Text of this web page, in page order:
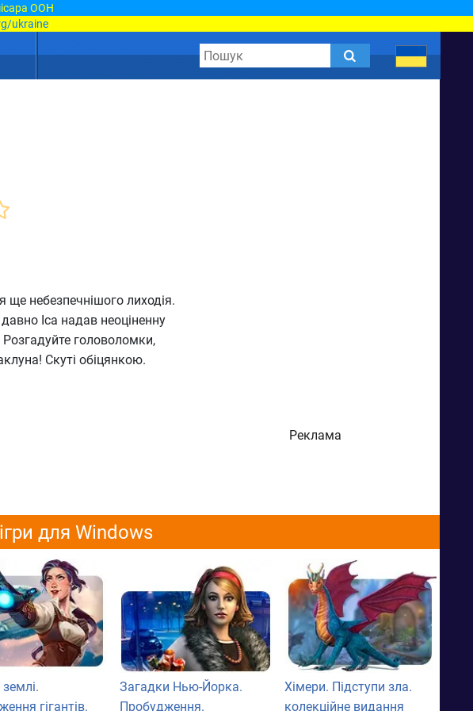
ООН
ukraine
ще небезпечнішого лиходія.
Іса надав неоціненну
Розгадуйте головоломки,
Скуті обіцянкою.
Реклама
для Windows
землі.
гігантів.
Загадки Нью-Йорка.
Пробудження.
Хімери. Підступи зла.
колекційне видання